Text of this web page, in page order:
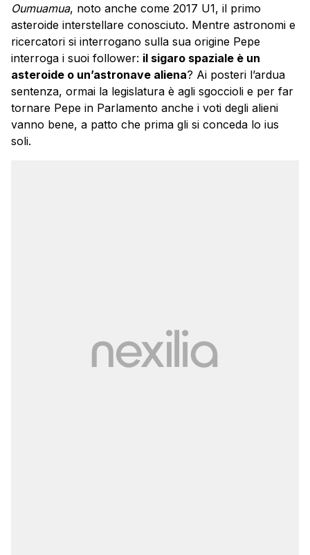
Oumuamua, noto anche come 2017 U1, il primo
asteroide interstellare conosciuto. Mentre astronomi e
ricercatori si interrogano sulla sua origine Pepe
interroga i suoi follower: il sigaro spaziale è un
asteroide o un’astronave aliena? Ai posteri l’ardua
sentenza, ormai la legislatura è agli sgoccioli e per far
tornare Pepe in Parlamento anche i voti degli alieni
vanno bene, a patto che prima gli si conceda lo ius
soli.